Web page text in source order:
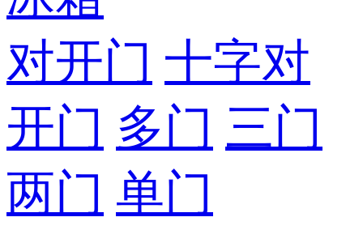
对开门 十字对
开门 多门 三门
两门 单门